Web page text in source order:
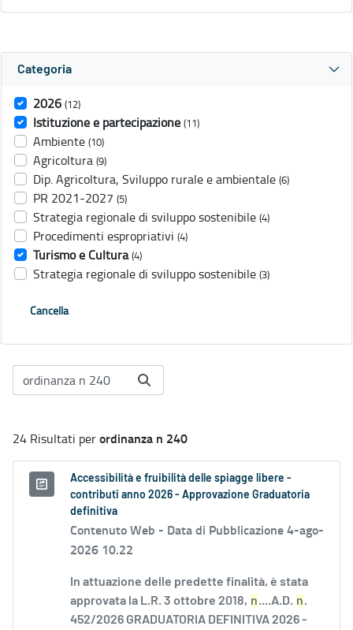
Categoria
2026 (12)
Istituzione e partecipazione (11)
Ambiente (10)
Agricoltura (9)
Dip. Agricoltura, Sviluppo rurale e ambientale (6)
PR 2021-2027 (5)
Strategia regionale di sviluppo sostenibile (4)
Procedimenti espropriativi (4)
Turismo e Cultura (4)
Strategia regionale di sviluppo sostenibile (3)
Cancella
24 Risultati perordinanza n 240
Accessibilità e fruibilità delle spiagge libere -
contributi anno 2026 - Approvazione Graduatoria
definitiva
Contenuto Web - Data di Pubblicazione 4-ago-
2026 10.22
In attuazione delle predette finalità, è stata
approvata la L.R. 3 ottobre 2018, n....A.D. n.
452/2026 GRADUATORIA DEFINITIVA 2026 -